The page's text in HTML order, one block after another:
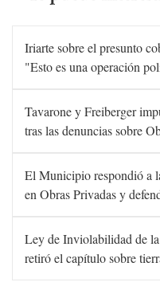
Iriarte sobre el presunto
"Esto es una operación
Tavarone y Freiberger
tras las denuncias sobre
El Municipio respondió a
en Obras Privadas y
Ley de Inviolabilidad de
retiró el capítulo sobre